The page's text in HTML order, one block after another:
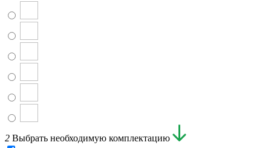
2 Выбрать необходимую комплектацию